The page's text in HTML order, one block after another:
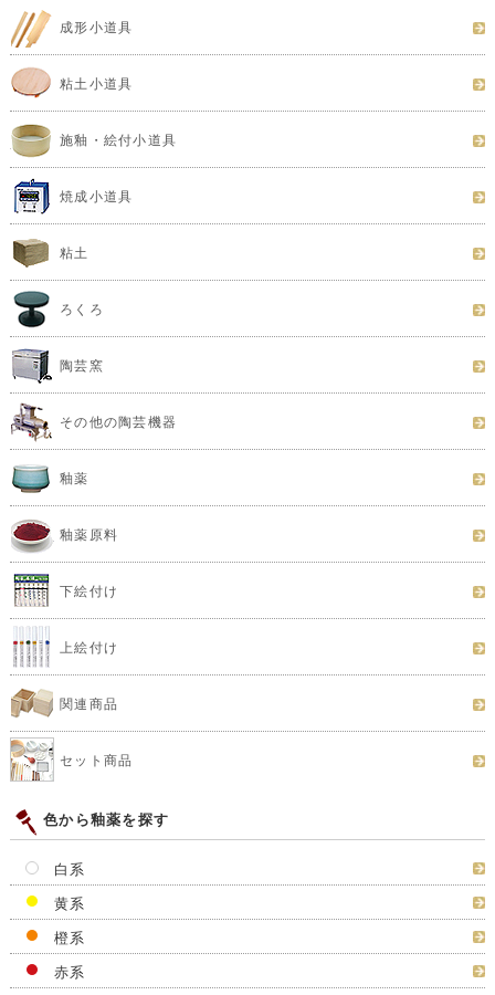
成形小道具
粘土小道具
施釉・絵付小道具
焼成小道具
粘土
ろくろ
陶芸窯
その他の陶芸機器
釉薬
釉薬原料
下絵付け
上絵付け
関連商品
セット商品
色から釉薬を探す
白系
黄系
橙系
赤系